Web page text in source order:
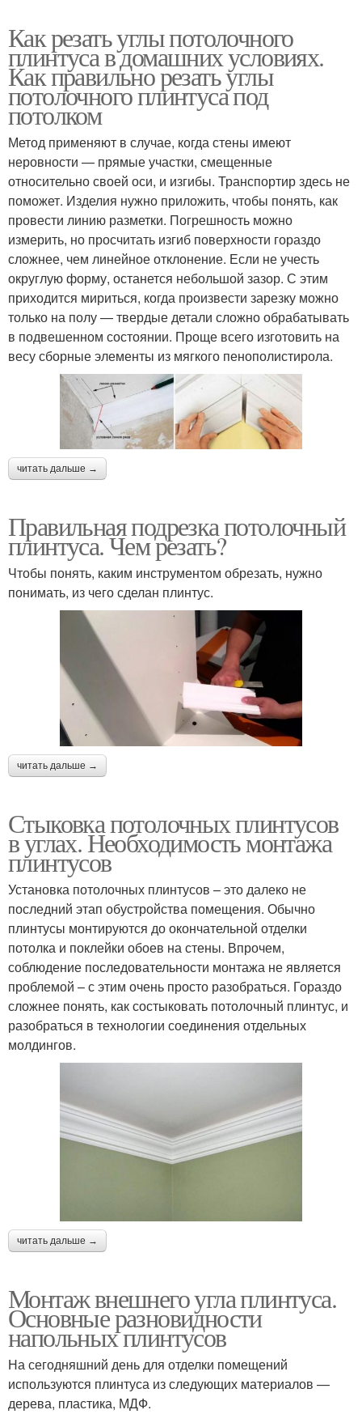
Как резать углы потолочного
плинтуса в домашних условиях.
Как правильно резать углы
потолочного плинтуса под
потолком
Метод применяют в случае, когда стены имеют
неровности — прямые участки, смещенные
относительно своей оси, и изгибы. Транспортир здесь не
поможет. Изделия нужно приложить, чтобы понять, как
провести линию разметки. Погрешность можно
измерить, но просчитать изгиб поверхности гораздо
сложнее, чем линейное отклонение. Если не учесть
округлую форму, останется небольшой зазор. С этим
приходится мириться, когда произвести зарезку можно
только на полу — твердые детали сложно обрабатывать
в подвешенном состоянии. Проще всего изготовить на
весу сборные элементы из мягкого пенополистирола.
читать дальше →
Правильная подрезка потолочный
плинтуса. Чем резать?
Чтобы понять, каким инструментом обрезать, нужно
понимать, из чего сделан плинтус.
читать дальше →
Стыковка потолочных плинтусов
в углах. Необходимость монтажа
плинтусов
Установка потолочных плинтусов – это далеко не
последний этап обустройства помещения. Обычно
плинтусы монтируются до окончательной отделки
потолка и поклейки обоев на стены. Впрочем,
соблюдение последовательности монтажа не является
проблемой – с этим очень просто разобраться. Гораздо
сложнее понять, как состыковать потолочный плинтус, и
разобраться в технологии соединения отдельных
молдингов.
читать дальше →
Монтаж внешнего угла плинтуса.
Основные разновидности
напольных плинтусов
На сегодняшний день для отделки помещений
используются плинтуса из следующих материалов —
дерева, пластика, МДФ.